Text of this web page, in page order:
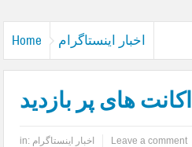
Home اخبار اینستاگرام
اکانت های پر بازدید
in: اخبار اینستاگرام Leave a comment